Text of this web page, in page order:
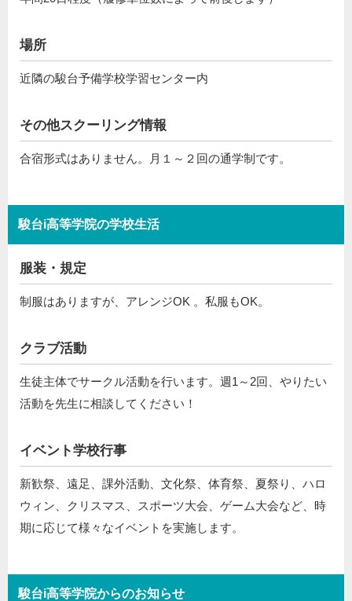
場所
近隣の駿台予備学校学習センター内
その他スクーリング情報
合宿形式はありません。月１～２回の通学制です。
駿台i高等学院の学校生活
服装・規定
制服はありますが、アレンジOK 。私服もOK。
クラブ活動
生徒主体でサークル活動を行います。週1～2回、やりたい
活動を先生に相談してください！
イベント学校行事
新歓祭、遠足、課外活動、文化祭、体育祭、夏祭り、ハロ
ウィン、クリスマス、スポーツ大会、ゲーム大会など、時
期に応じて様々なイベントを実施します。
駿台i高等学院からのお知らせ